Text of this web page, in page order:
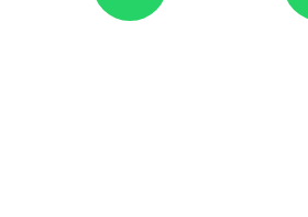
venha economizar com a gente!!